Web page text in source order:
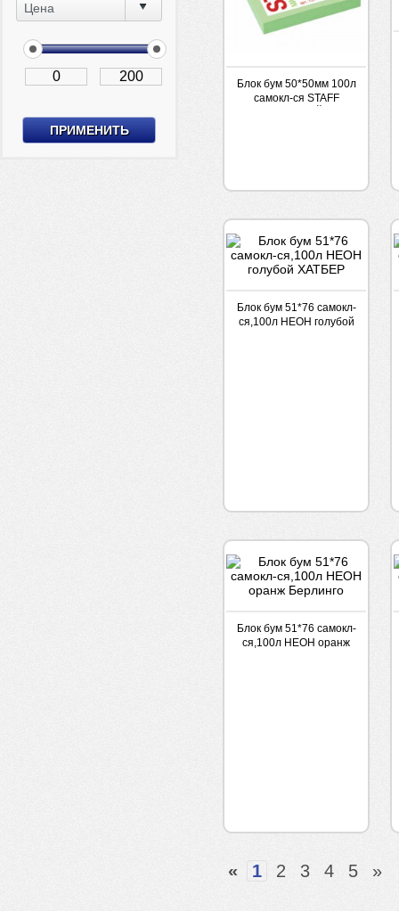
Цена
Блок бум 50*50мм 100л
самокл-ся STAFF
Блок бум 51*76 самокл-
ся,100л НЕОН голубой
Блок бум 51*76 самокл-
ся,100л НЕОН оранж
« 1 2 3 4 5 »